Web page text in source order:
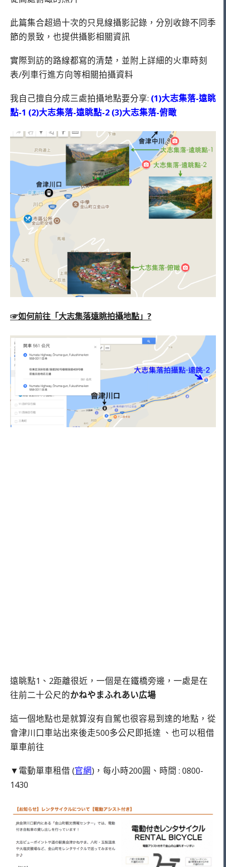
此篇集合超過十次的只見線攝影記錄，分別收錄不同季
節的景致，也提供攝影相關資訊
實際到訪的路線都寫的清楚，並附上詳細的火車時刻
表/列車行進方向等相關拍攝資料
我自己擅自分成三處拍攝地點要分享: (1)大志集落-遠眺
點-1 (2)大志集落-遠眺點-2 (3)大志集落-俯瞰
☞如何前往「大志集落遠眺拍攝地點」?
遠眺點1、2距離很近，一個是在鐵橋旁邊，一處是在
往前二十公尺的かねやまふれあい広場
這一個地點也是就算沒有自駕也很容易到達的地點，從
會津川口車站出來後走500多公尺即抵達 、也可以租借
單車前往
▼電動單車租借 (官網)，每小時200圓、時間 : 0800-
1430